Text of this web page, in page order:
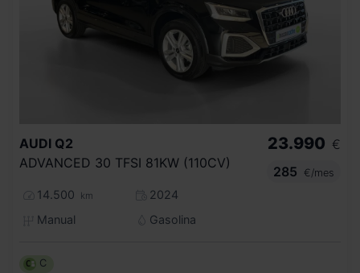
AUDI Q2
ADVANCED 30 TFSI 81KW (110CV)
14.500 km
2024
Manual
Gasolina
23.990 €
285
€/mes
C